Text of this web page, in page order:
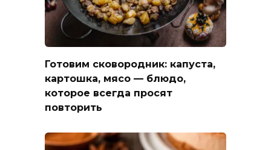
Готовим сковородник: капуста,
картошка, мясо — блюдо,
которое всегда просят
повторить